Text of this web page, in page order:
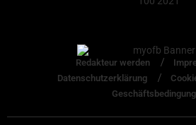
Redakteur werden
Datenschutzerklärung